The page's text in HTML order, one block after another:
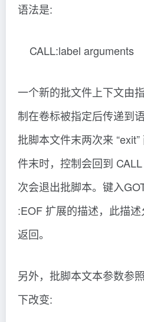
语法是:
CALL:label arguments
一个新的批文件上下文由
制在卷标被指定后传递到
批脚本文件末两次来
件末时，控制会回到
次会退出批脚本。键入
:EOF 扩展的描述，此描
返回。
另外，批脚本文本参数参
下改变: